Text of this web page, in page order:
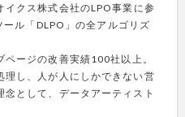
クス株式会社のLPO事業に参
ル「DLPO」の全アルゴリズ
ージの改善実績100社以上。
し、人が人にしかできない営
として、データアーティスト